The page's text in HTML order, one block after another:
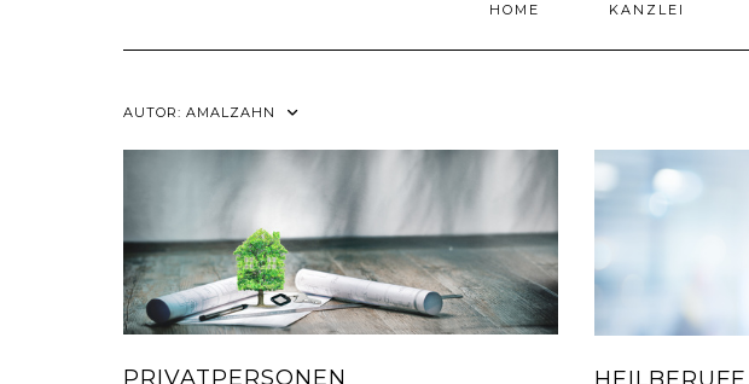
HOME KANZLEI
AUTOR: AMALZAHN
PRIVATPERSONEN